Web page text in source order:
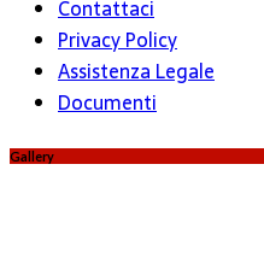
Contattaci
Privacy Policy
Assistenza Legale
Documenti
Gallery